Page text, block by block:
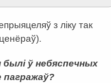
з ліку так
ў небяспечных
пагражаў?